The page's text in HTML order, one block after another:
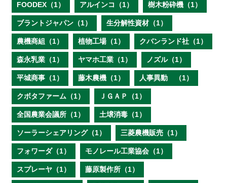
FOODEX（1） アルインコ（1） 樹木粉砕機（1）
ブラントジャパン（1） 生分解性資材（1）
農機商組（1） 植物工場（1） クバンランド社（1）
森永乳業（1） ヤマホ工業（1） ノズル（1）
平城商事（1） 藤木農機（1） 人事異動 （1）
クボタファーム（1） ＪＧＡＰ（1）
全国農業会議所（1） 土壌消毒（1）
ソーラーシェアリング（1） 三菱農機販売（1）
フォワーダ（1） モノレール工業協会（1）
スプレーヤ（1） 藤原製作所（1）